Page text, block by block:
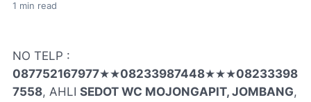
1 min read
NO TELP :
087752167977★★08233987448★★★08233398
7558, AHLI SEDOT WC MOJONGAPIT, JOMBANG,